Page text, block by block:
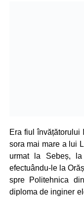
Era fiul învățătorului
sora mai mare a lui
urmat la Sebeș,
efectuându-le la
spre Politehnica
diploma de inginer